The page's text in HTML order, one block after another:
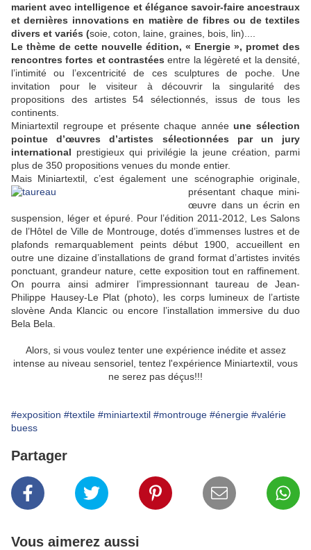
marient avec intelligence et élégance savoir-faire ancestraux
et dernières innovations en matière de fibres ou de textiles
divers et variés (soie, coton, laine, graines, bois, lin)....
Le thème de cette nouvelle édition, « Energie », promet des
rencontres fortes et contrastées entre la légèreté et la densité,
l’intimité ou l’excentricité de ces sculptures de poche. Une
invitation pour le visiteur à découvrir la singularité des
propositions des artistes 54 sélectionnés, issus de tous les
continents.
Miniartextil regroupe et présente chaque annéeune sélection
pointue d’œuvres d’artistes sélectionnées par un jury
international prestigieux qui privilégie la jeune création, parmi
plus de 350 propositions venues du monde entier.
Mais Miniartextil, c’est également une scénographie originale,
présentant chaque mini-
œuvre dans un écrin en
suspension, léger et épuré. Pour l’édition 2011-2012, Les Salons
de l’Hôtel de Ville de Montrouge, dotés d’immenses lustres et de
plafonds remarquablement peints début 1900, accueillent en
outre une dizaine d’installations de grand format d’artistes invités
ponctuant, grandeur nature, cette exposition tout en raffinement.
On pourra ainsi admirer l’impressionnant taureau de Jean-
Philippe Hausey-Le Plat (photo), les corps lumineux de l’artiste
slovène Anda Klancic ou encore l’installation immersive du duo
Bela Bela.
Alors, si vous voulez tenter une expérience inédite et assez
intense au niveau sensoriel, tentez l'expérience Miniartextil, vous
ne serez pas déçus!!!
#exposition #textile #miniartextil #montrouge #énergie #valérie
buess
Partager
Vous aimerez aussi